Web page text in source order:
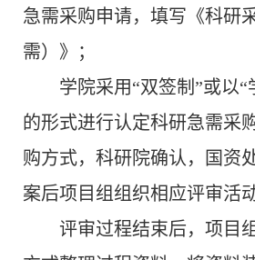
急需采购申请，填写《科研
需）》；
学院采用“双签制”或以
的形式进行认定科研急需采
购方式，科研院确认，国资
案后项目组组织相应评审活动
评审过程结束后，项目